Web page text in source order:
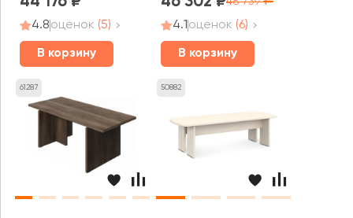
4.8оценок (5)
В корзину
4.1 оценок (6)
В корзину
61287 50882